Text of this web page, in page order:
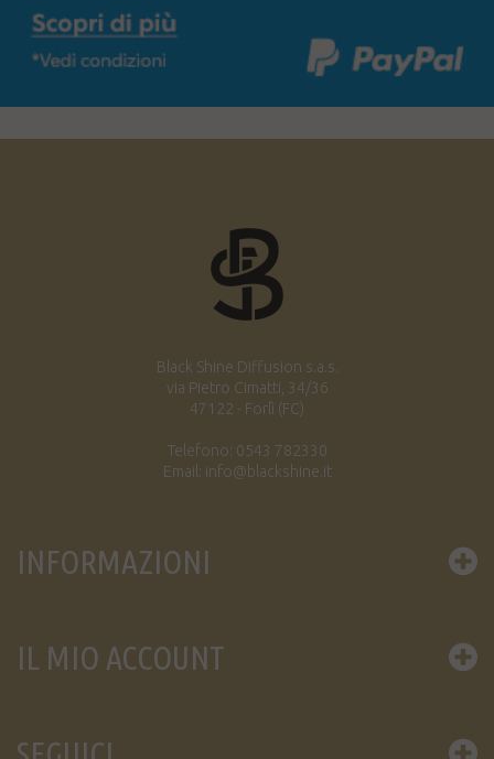
Black Shine Diffusion s.a.s.
via Pietro Cimatti, 34/36
47122 - Forlì (FC)
Telefono: 0543 782330
Email: info@blackshine.it
INFORMAZIONI
IL MIO ACCOUNT